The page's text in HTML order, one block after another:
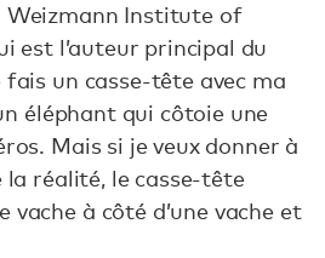
Weizmann Institute of
est l’auteur principal du
un casse-tête avec ma
éléphant qui côtoie une
Mais si je veux donner à
la réalité, le casse-tête
à côté d’une vache et